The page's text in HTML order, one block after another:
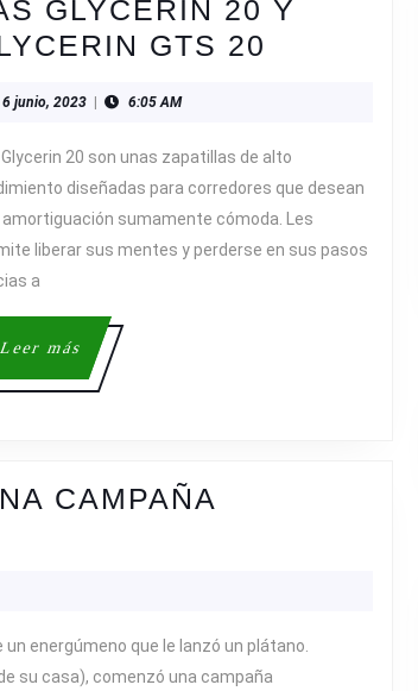
GLYCERIN 20 Y
GTS 20
GLYCERIN
20
Y
GLYCERIN
6 junio, 20236
6:05 AM
Glycerin 20 son unas zapatillas de alto
diseñadas para corredores que desean
amortiguación sumamente cómoda. Les
liberar sus mentes y perderse en sus pasos
a
Leer másLeer
más
CAMPAÑA
energúmeno que le lanzó un plátano.
su casa), comenzó una campaña